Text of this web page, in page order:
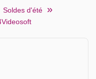
Soldes d'été